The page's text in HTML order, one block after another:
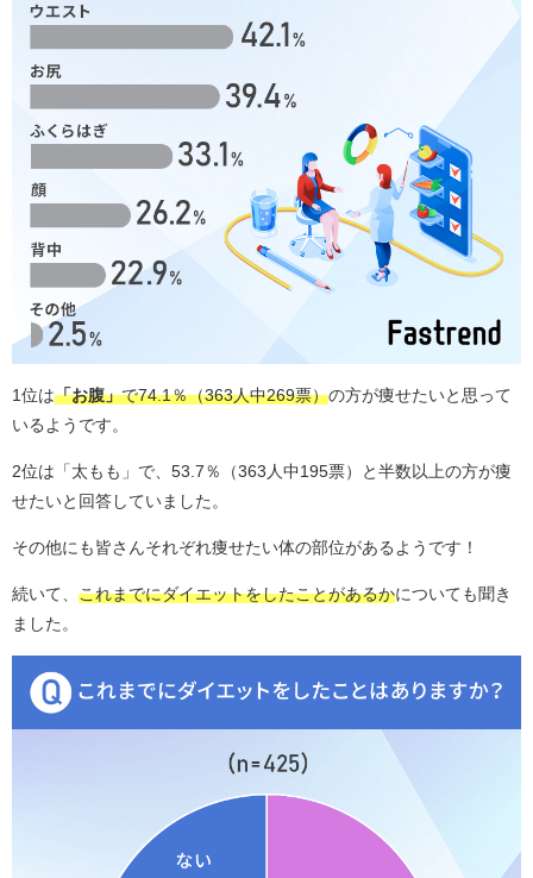
1位は「お腹」で74.1％（363人中269票）の方が痩せたいと思って
いるようです。
2位は「太もも」で、53.7％（363人中195票）と半数以上の方が痩
せたいと回答していました。
その他にも皆さんそれぞれ痩せたい体の部位があるようです！
続いて、 これまでにダイエットをしたことがあるかについても聞き
ました。